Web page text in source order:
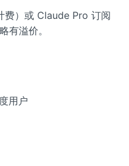
费）或 Claude Pro 订阅
有溢价。
用户